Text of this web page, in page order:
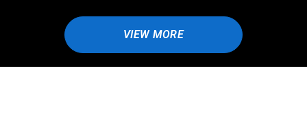
VIEW MORE